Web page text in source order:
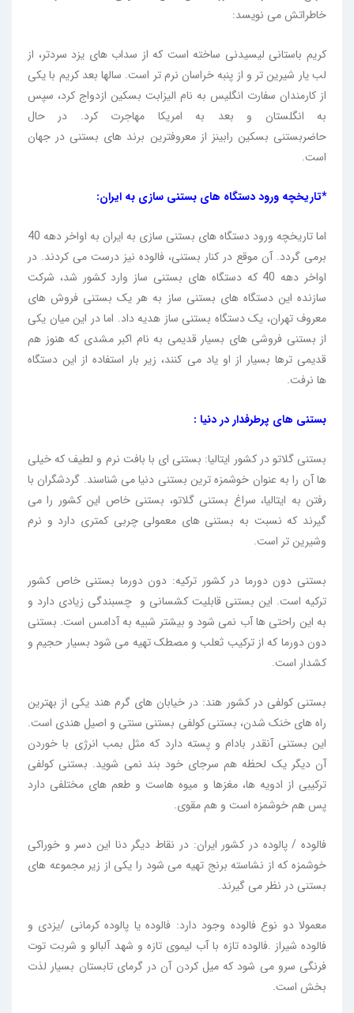
خاطراتش می نویسد:
کریم باستانی لیسیدنی ساخته است که از سداب های یزد سردتر، از
لب یار شیرین تر و از پنبه خراسان نرم تر است. سالها بعد کریم با یکی
از کارمندان سفارت انگلیس به نام الیزابت بسکین ازدواج کرد، سپس
به انگلستان و بعد به امریکا مهاجرت کرد. در حال
حاضربستنی بسکین رابینز از معروفترین برند های بستنی در جهان
است.
*تاریخچه ورود دستگاه های بستنی سازی به ایران:
اما تاریخچه ورود دستگاه های بستنی سازی به ایران به اواخر دهه 40
برمی گردد. آن موقع در کنار بستنی، فالوده نیز درست می کردند. در
اواخر دهه 40 که دستگاه های بستنی ساز وارد کشور شد، شرکت
سازنده این دستگاه های بستنی ساز به هر یک بستنی فروش های
معروف تهران، یک دستگاه بستنی ساز هدیه داد. اما در این میان یکی
از بستنی فروشی های بسیار قدیمی به نام اکبر مشدی که هنوز هم
قدیمی ترها بسیار از او یاد می کنند، زیر بار استفاده از این دستگاه
ها نرفت.
بستنی های پرطرفدار در دنیا :
بستنی گلاتو در کشور ایتالیا: بستنی ای با بافت نرم و لطیف که خیلی
ها آن را به عنوان خوشمزه ترین بستنی دنیا می شناسند. گردشگران با
رفتن به ایتالیا، سراغ بستنی گلاتو، بستنی خاص این کشور را می
گیرند که نسبت به بستنی های معمولی چربی کمتری دارد و نرم
وشیرین تر است.
بستنی دون دورما در کشور ترکیه: دون دورما بستنی خاص کشور
ترکیه است. این بستنی قابلیت کشسانی و چسبندگی زیادی دارد و
به این راحتی ها آب نمی شود و بیشتر شبیه به آدامس است. بستنی
دون دورما که از ترکیب ثعلب و مصطک تهیه می شود بسیار حجیم و
کشدار است.
بستنی کولفی در کشور هند: در خیابان های گرم هند یکی از بهترین
راه های خنک شدن، بستنی کولفی بستنی سنتی و اصیل هندی است.
این بستنی آنقدر بادام و پسته دارد که مثل بمب انرژی با خوردن
آن دیگر یک لحظه هم سرجای خود بند نمی شوید. بستنی کولفی
ترکیبی از ادویه ها، مغزها و میوه هاست و طعم های مختلفی دارد
پس هم خوشمزه است و هم مقوی.
فالوده / پالوده در کشور ایران: در نقاط دیگر دنا این دسر و خوراکی
خوشمزه که از نشاسته برنج تهیه می شود را یکی از زیر مجموعه های
بستنی در نظر می گیرند.
معمولا دو نوع فالوده وجود دارد: فالوده یا پالوده کرمانی /یزدی و
فالوده شیراز .فالوده تازه با آب لیموی تازه و شهد آلبالو و شربت توت
فرنگی سرو می شود که میل کردن آن در گرمای تابستان بسیار لذت
بخش است.